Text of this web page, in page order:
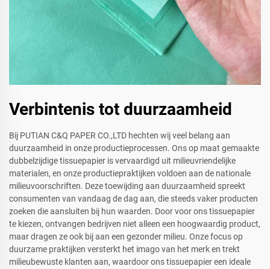
Verbintenis tot duurzaamheid
Bij PUTIAN C&Q PAPER CO.,LTD hechten wij veel belang aan
duurzaamheid in onze productieprocessen. Ons op maat gemaakte
dubbelzijdige tissuepapier is vervaardigd uit milieuvriendelijke
materialen, en onze productiepraktijken voldoen aan de nationale
milieuvoorschriften. Deze toewijding aan duurzaamheid spreekt
consumenten van vandaag de dag aan, die steeds vaker producten
zoeken die aansluiten bij hun waarden. Door voor ons tissuepapier
te kiezen, ontvangen bedrijven niet alleen een hoogwaardig product,
maar dragen ze ook bij aan een gezonder milieu. Onze focus op
duurzame praktijken versterkt het imago van het merk en trekt
milieubewuste klanten aan, waardoor ons tissuepapier een ideale